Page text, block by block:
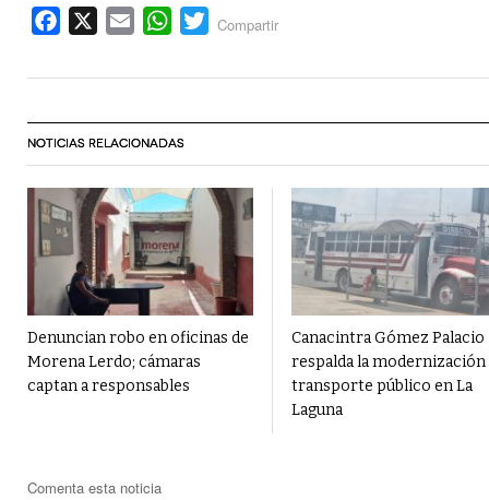
Facebook Email WhatsApp
Twitter
Compartir
NOTICIAS RELACIONADAS
Denuncian robo en oficinas de
Morena Lerdo; cámaras
captan a responsables
Canacintra Gómez Palacio
respalda la modernización
transporte público en La
Laguna
Comenta esta noticia